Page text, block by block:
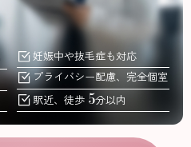
妊娠中や抜毛症も対応
プライバシー配慮、 完全個室
駅近、徒歩 5分以内